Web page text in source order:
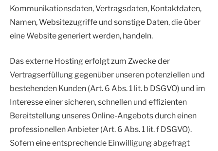
Kommunikationsdaten, Vertragsdaten, Kontaktdaten,
Namen, Websitezugriffe und sonstige Daten, die über
eine Website generiert werden, handeln.
Das externe Hosting erfolgt zum Zwecke der
Vertragserfüllung gegenüber unseren potenziellen und
bestehenden Kunden (Art. 6 Abs. 1 lit. b DSGVO) und im
Interesse einer sicheren, schnellen und effizienten
Bereitstellung unseres Online-Angebots durch einen
professionellen Anbieter (Art. 6 Abs. 1 lit. f DSGVO).
Sofern eine entsprechende Einwilligung abgefragt